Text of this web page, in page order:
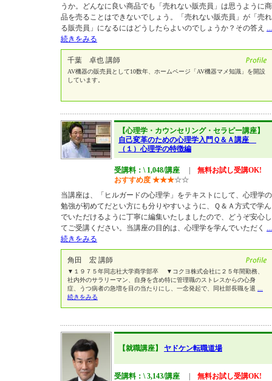
うか。どんなに良い商品でも「売れない販売員」は思うように商
品を売ることはできないでしょう。「売れない販売員」が「売れ
る販売員」になるにはどうしたらよいのでしょうか？その答え ...
続きをみる
千葉 卓也 講師
AV機器の販売員として10数年、ホームページ「AV機器マメ知識」を開設
しています。
【心理学・カウンセリング・セラピー講座】
自己変革のための心理学入門Ｑ＆Ａ講座
（１）心理学の特徴編
受講料：\ 1,048/講座
無料お試し受講OK!
おすすめ度 ★★★☆☆
当講座は、「ヒルガードの心理学」をテキストにして、心理学の
勉強が初めてだとい方にも分りやすいように、Ｑ＆Ａ方式で学ん
でいただけるように丁寧に編集いたしましたので、どうぞ安心し
てご受講ください。当講座の目的は、心理学を学んでいただく ...
続きをみる
角田 宏 講師
▼１９７５年同志社大学商学部卒 ▼コクヨ株式会社に２５年間勤務、
社内外のサラリーマン、自身を含め特に管理職のストレスからの心身
症、うつ病者の急増を目の当たりにし、一念発起で、同社部長職を退
続きをみる
【就職講座】 ヤドケン転職道場
受講料：\ 3,143/講座
無料お試し受講OK!